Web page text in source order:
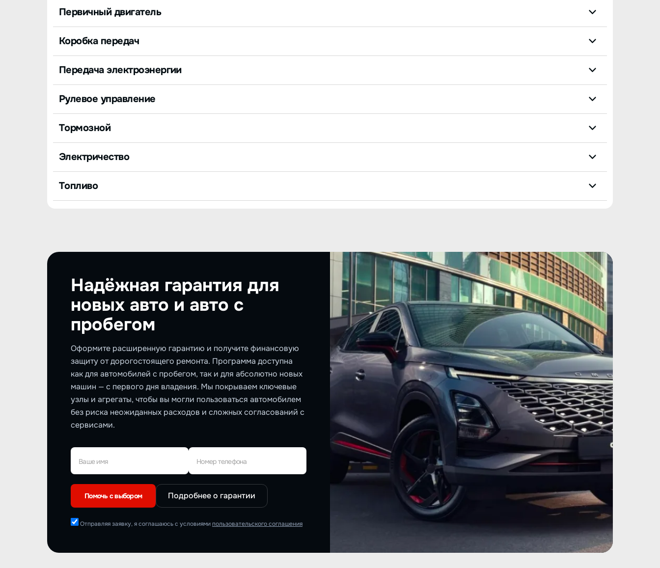
Первичный двигатель
Коробка передач
Передача электроэнергии
Рулевое управление
Тормозной
Электричество
Топливо
Надёжная гарантия для
новых авто и авто с
пробегом
Оформите расширенную гарантию и получите финансовую
защиту от дорогостоящего ремонта. Программа доступна
как для автомобилей с пробегом, так и для абсолютно новых
машин — с первого дня владения. Мы покрываем ключевые
узлы и агрегаты, чтобы вы могли пользоваться автомобилем
без риска неожиданных расходов и сложных согласований с
сервисами.
Ваше имя Номер телефона
Помочь с выбором Подробнее о гарантии
Отправляя заявку, я соглашаюсь с условиямипользовательского соглашения